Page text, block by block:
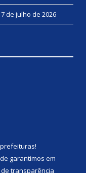
7 de julho de 2026
!
garantimos em
transparência